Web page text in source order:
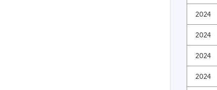
2024
2024
2024
2024